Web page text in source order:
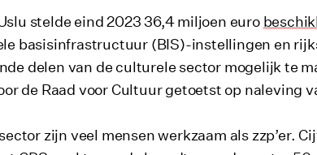
stelde eind 2023 36,4 miljoen euro
basisinfrastructuur (BIS)-instellingen en
delen van de culturele sector mogelijk te
de Raad voor Cultuur getoetst op naleving
zijn veel mensen werkzaam als zzp’er.